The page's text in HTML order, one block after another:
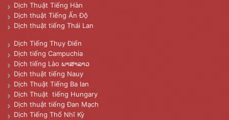
Dịch Thuật Tiếng Hàn
Dịch thuật Tiếng Ấn Độ
Dịch thuật tiếng Thái Lan
Dịch Tiếng Thụy Điển
Dịch tiếng Campuchia
Dịch tiếng Lào ພາສາລາວ
Dịch thuật tiếng Nauy
Dịch Thuật Tiếng Ba lan
Dịch Thuật tiếng Hungary
Dịch thuật tiếng Đan Mạch
Dịch Tiếng Thổ Nhĩ Kỳ